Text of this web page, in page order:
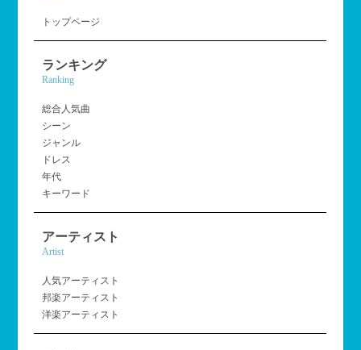
トップページ
ランキング
Ranking
総合人気曲
シーン
ジャンル
ドレス
年代
キーワード
アーティスト
Artist
人気アーティスト
邦楽アーティスト
洋楽アーティスト